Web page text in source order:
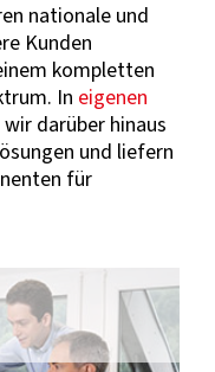
nationale und
Kunden
kompletten
In eigenen
darüber hinaus
und liefern
für